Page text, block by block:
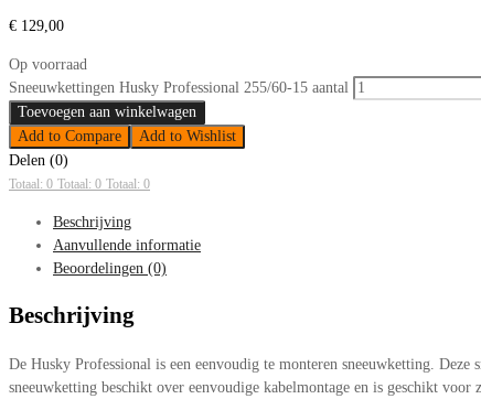
€ 129,00
Op voorraad
Sneeuwkettingen Husky Professional 255/60-15 aantal
Toevoegen aan winkelwagen
Add to Compare
Add to Wishlist
Delen (0)
Totaal: 0 Totaal: 0 Totaal: 0
Beschrijving
Aanvullende informatie
Beoordelingen (0)
Beschrijving
De Husky Professional is een eenvoudig te monteren sneeuwketting.
sneeuwketting beschikt over eenvoudige kabelmontage en is geschikt